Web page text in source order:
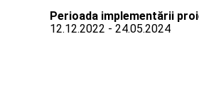
Perioada implementării
12.12.2022 - 24.05.2024